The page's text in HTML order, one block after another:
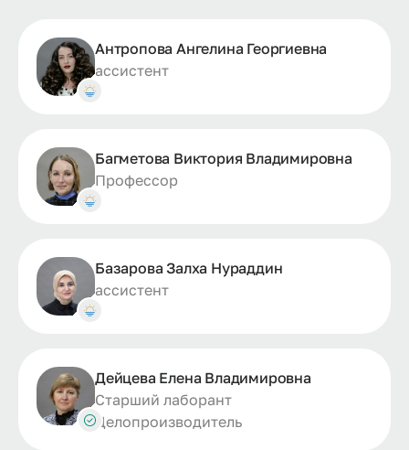
Антропова Ангелина Георгиевна
ассистент
Багметова Виктория Владимировна
Профессор
Базарова Залха Нураддин
ассистент
Дейцева Елена Владимировна
Старший лаборант
Делопроизводитель